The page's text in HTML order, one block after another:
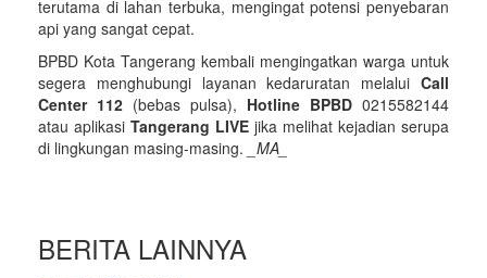
terutama di lahan terbuka, mengingat potensi penyebaran
api yang sangat cepat.
BPBD Kota Tangerang kembali mengingatkan warga untuk
segera menghubungi layanan kedaruratan melalui Call
Center 112 (bebas pulsa), Hotline BPBD 0215582144
atau aplikasi Tangerang LIVE jika melihat kejadian serupa
di lingkungan masing-masing.
_MA_
BERITA LAINNYA